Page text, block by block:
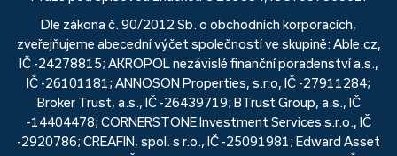
Dle zákona č. 90/2012 Sb. o obchodních korporacích,
zveřejňujeme abecední výčet společností ve skupině: Able.cz,
IČ -24278815; AKROPOL nezávislé finanční poradenství a.s.,
IČ -26101181; ANNOSON Properties, s.r.o, IČ -27911284;
Broker Trust, a.s., IČ -26439719; BTrust Group, a.s., IČ
-14404478; CORNERSTONE Investment Services s.r.o., IČ
-2920786; CREAFIN, spol. s r.o., IČ -25091981; Edward Asset